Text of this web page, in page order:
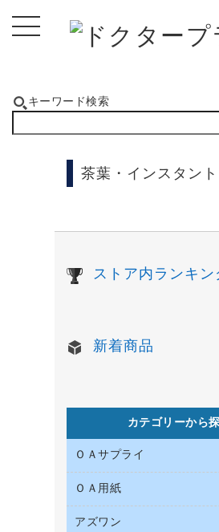
キーワード検索
茶葉・インスタント
ストア内ランキン
新着商品
カテゴリーから
ＯＡサプライ
インクカートリッジ
コピートナー
ＯＡ用紙
インクジェットプリン
アズワン